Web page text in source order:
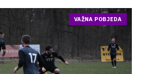
VAŽNA POBJEDA